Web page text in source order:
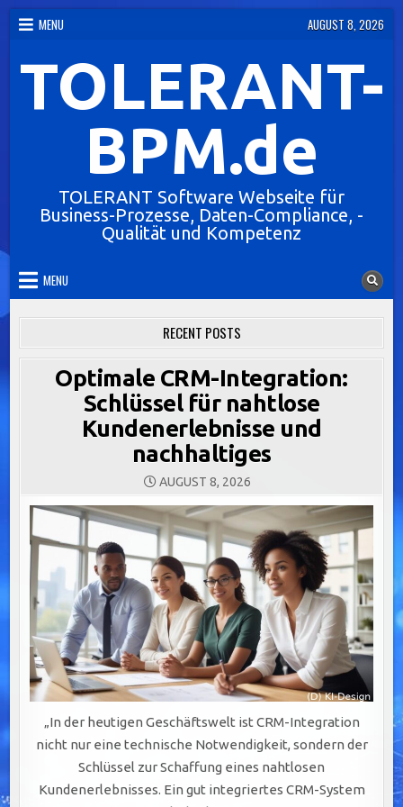
Skip
content
MENU AUGUST 8, 2026
TOLERANT-
BPM.de
TOLERANT Software Webseite für
Business-Prozesse, Daten-Compliance, -
Qualität und Kompetenz
MENU
RECENT POSTS
Optimale CRM-Integration:
Schlüssel für nahtlose
Kundenerlebnisse und
nachhaltiges
AUGUST 8, 2026
„In der heutigen Geschäftswelt ist CRM-Integration
nicht nur eine technische Notwendigkeit, sondern der
Schlüssel zur Schaffung eines nahtlosen
Kundenerlebnisses. Ein gut integriertes CRM-System